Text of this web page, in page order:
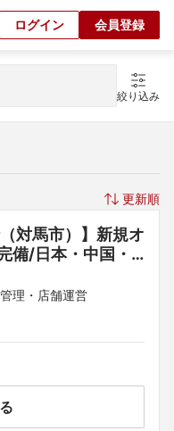
ログイン 会員登録
絞り込み
更新順
対馬市）】新規オ
備/日本・中国・
合物流企業が担う
理・店舗運営